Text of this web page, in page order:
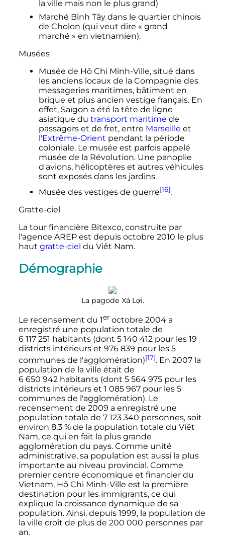
la ville mais non le plus grand)
Marché Bình Tây dans le quartier chinois
de Cholon (qui veut dire « grand
marché » en vietnamien).
Musées
Musée de Hô Chi Minh-Ville, situé dans
les anciens locaux de la Compagnie des
messageries maritimes, bâtiment en
brique et plus ancien vestige français. En
effet, Saïgon a été la tête de ligne
asiatique du transport maritime de
passagers et de fret, entre Marseille et
l'Extrême-Orient pendant la période
coloniale. Le musée est parfois appelé
musée de la Révolution. Une panoplie
d'avions, hélicoptères et autres véhicules
sont exposés dans les jardins.
Musée des vestiges de guerre[16].
Gratte-ciel
La tour financière Bitexco, construite par
l'agence AREP est depuis octobre 2010 le plus
haut gratte-ciel du Viêt Nam.
Démographie
La pagode Xá Lợi.
Le recensement du 1er octobre 2004a
enregistré une population totale de
6 117 251 habitants(dont 5 140 412pour les 19
districts intérieurs et 976 839 pour les 5
communes de l'agglomération)[17]. En 2007 la
population de la ville était de
6 650 942 habitants(dont 5 564 975pour les
districts intérieurs et 1 085 967pour les 5
communes de l'agglomération). Le
recensement de 2009 a enregistré une
population totale de 7 123 340 personnes, soit
environ 8,3 % de la population totale du Viêt
Nam, ce qui en fait la plus grande
agglomération du pays. Comme unité
administrative, sa population est aussi la plus
importante au niveau provincial. Comme
premier centre économique et financier du
Vietnam, Hô Chi Minh-Ville est la première
destination pour les immigrants, ce qui
explique la croissance dynamique de sa
population. Ainsi, depuis 1999, la population de
la ville croît de plus de 200 000 personnespar
an.